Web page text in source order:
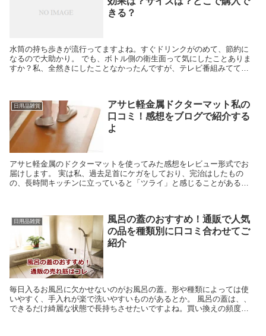
きる？
水筒の持ち歩きが流行ってますよね。すぐドリンクがのめて、節約に
なるので大助かり。 でも、ボトル側の衛生面って気にしたことありま
すか？私、全然きにしたことなかったんですが、テレビ番組みててち
日用品雑貨
アサヒ軽金属ドクターマット私の
口コミ！感想をブログで紹介する
よ
アサヒ軽金属のドクターマットを使ってみた感想をレビュー形式でお
届けします。 実は私、過去足首にケガをしており、完治はしたもの
の、長時間キッチンに立っていると「ツライ」と感じることがあるん
日用品雑貨
風呂の蓋のおすすめ！通販で人気
の品を種類別に口コミ合わせてご
紹介
毎日入るお風呂に欠かせないのがお風呂の蓋。形や種類によっては使
いやすく、手入れが楽で洗いやすいものがあるとか。 風呂の蓋は、、
できるだけ綺麗な状態で長持ちさせたいですよね。買い換えの頻度が